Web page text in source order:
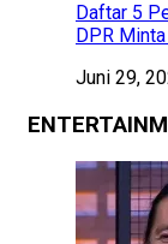
Daftar 5
DPR
Juni 29,